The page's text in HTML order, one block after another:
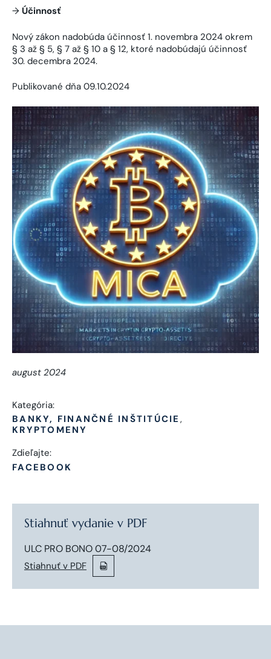
→ Účinnosť
Nový zákon nadobúda účinnosť 1. novembra 2024 okrem
§ 3 až § 5, § 7 až § 10 a § 12, ktoré nadobúdajú účinnosť
30. decembra 2024.
Publikované dňa 09.10.2024
august 2024
Kategória:
BANKY, FINANČNÉ INŠTITÚCIE
KRYPTOMENY
Zdieľajte:
FACEBOOK
Stiahnuť vydanie v PDF
ULC PRO BONO 07-08/2024
Stiahnuť v PDF